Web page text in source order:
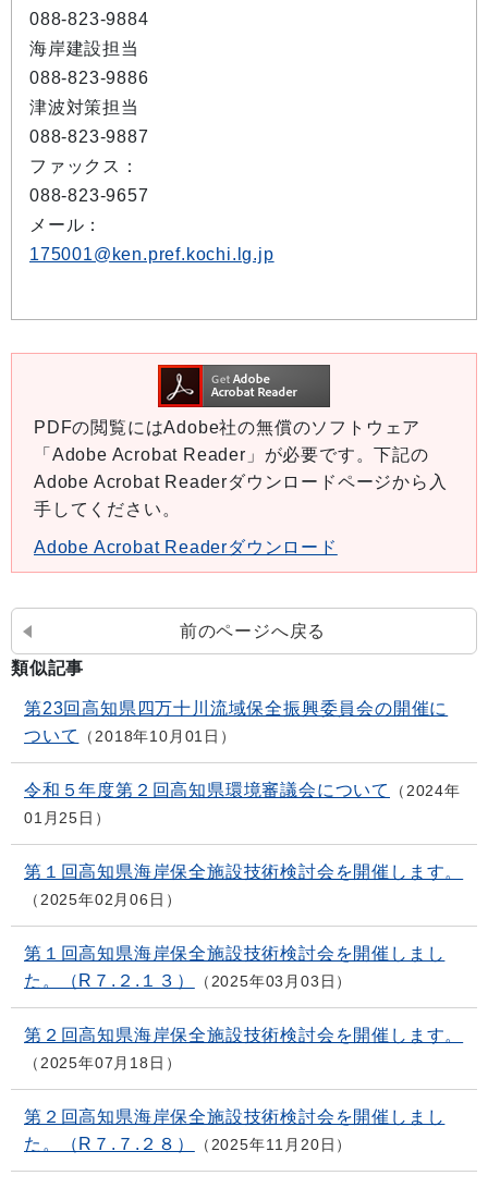
088-823-9884
海岸建設担当
088-823-9886
津波対策担当
088-823-9887
ファックス：
088-823-9657
メール：
175001@ken.pref.kochi.lg.jp
PDFの閲覧にはAdobe社の無償のソフトウェア
「Adobe Acrobat Reader」が必要です。下記の
Adobe Acrobat Readerダウンロードページから入
手してください。
Adobe Acrobat Readerダウンロード
前のページへ戻る
類似記事
第23回高知県四万十川流域保全振興委員会の開催に
ついて
2018年10月01日
令和５年度第２回高知県環境審議会について
2024年
01月25日
第１回高知県海岸保全施設技術検討会を開催します。
2025年02月06日
第１回高知県海岸保全施設技術検討会を開催しまし
た。（R７.２.１３）
2025年03月03日
第２回高知県海岸保全施設技術検討会を開催します。
2025年07月18日
第２回高知県海岸保全施設技術検討会を開催しまし
た。（R７.７.２８）
2025年11月20日